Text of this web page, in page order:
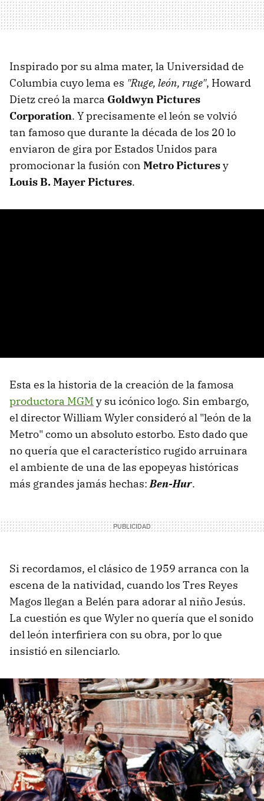
Inspirado por su alma mater, la Universidad de
Columbia cuyo lema es "Ruge, león, ruge", Howard
Dietz creó la marca Goldwyn Pictures
Corporation. Y precisamente el león se volvió
tan famoso que durante la década de los 20 lo
enviaron de gira por Estados Unidos para
promocionar la fusión con Metro Picturesy
Louis B. Mayer Pictures.
Esta es la historia de la creación de la famosa
productora MGM y su icónico logo. Sin embargo,
el director William Wyler consideró al "león de la
Metro" como un absoluto estorbo. Esto dado que
no quería que el característico rugido arruinara
el ambiente de una de las epopeyas históricas
más grandes jamás hechas:Ben-Hur.
Si recordamos, el clásico de 1959 arranca con la
escena de la natividad, cuando los Tres Reyes
Magos llegan a Belén para adorar al niño Jesús.
La cuestión es que Wyler no quería que el sonido
del león interfiriera con su obra, por lo que
insistió en silenciarlo.